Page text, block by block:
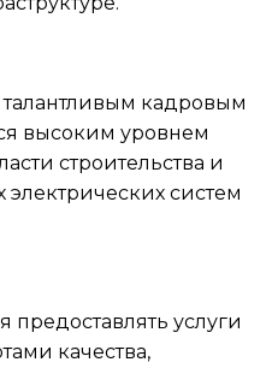
кадровым
высоким уровнем
строительства и
систем
предоставлять услуги
качества,